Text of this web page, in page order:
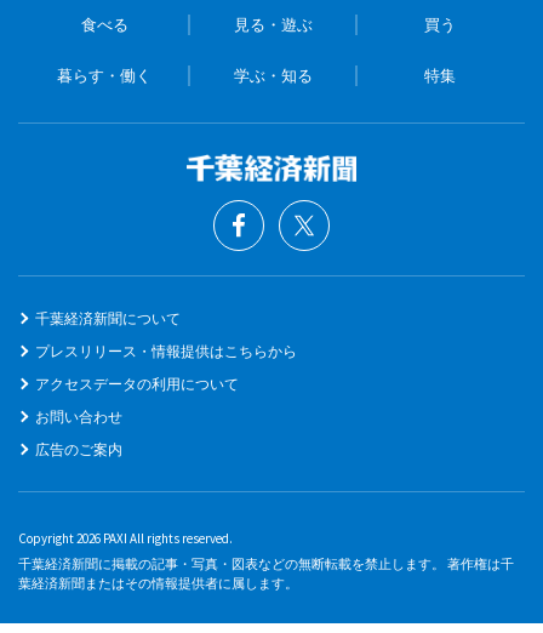
食べる 見る・遊ぶ 買う
暮らす・働く 学ぶ・知る 特集
千葉経済新聞について
プレスリリース・情報提供はこちらから
アクセスデータの利用について
お問い合わせ
広告のご案内
Copyright 2026 PAXI All rights reserved.
千葉経済新聞に掲載の記事・写真・図表などの無断転載を禁止します。 著作権は千
葉経済新聞またはその情報提供者に属します。